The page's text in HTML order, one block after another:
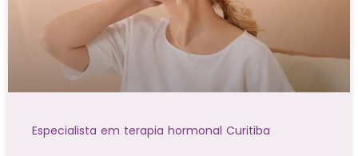
Especialista em terapia hormonal Curitiba